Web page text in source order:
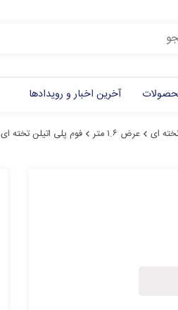
آخرین اخبار و رویدادها
ای عرض ۱.۶ متر فوم پلی اتیلن تخته ای ۱۵میلیمتر×۱/۶متر×۲متر